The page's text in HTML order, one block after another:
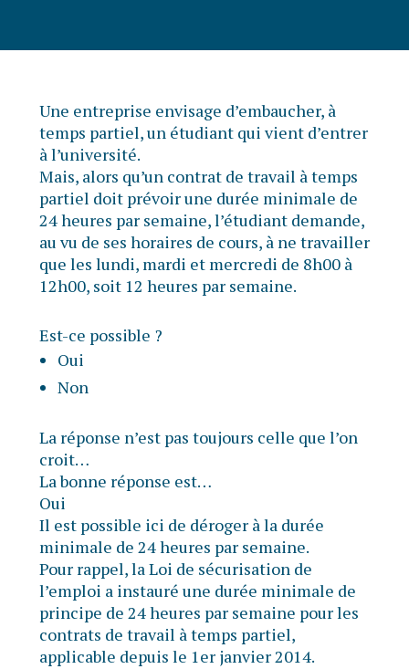
Une entreprise envisage d’embaucher, à
temps partiel, un étudiant qui vient d’entrer
à l’université.
Mais, alors qu’un contrat de travail à temps
partiel doit prévoir une durée minimale de
24 heures par semaine, l’étudiant demande,
au vu de ses horaires de cours, à ne travailler
que les lundi, mardi et mercredi de 8h00 à
12h00, soit 12 heures par semaine.
Est-ce possible ?
Oui
Non
La réponse n’est pas toujours celle que l’on
croit…
La bonne réponse est…
Oui
Il est possible ici de déroger à la durée
minimale de 24 heures par semaine.
Pour rappel, la Loi de sécurisation de
l’emploi a instauré une durée minimale de
principe de 24 heures par semaine pour les
contrats de travail à temps partiel,
applicable depuis le 1er janvier 2014.